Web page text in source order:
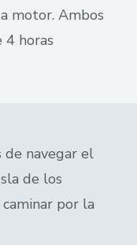
motor. Ambos
4 horas
de navegar el
de los
por la